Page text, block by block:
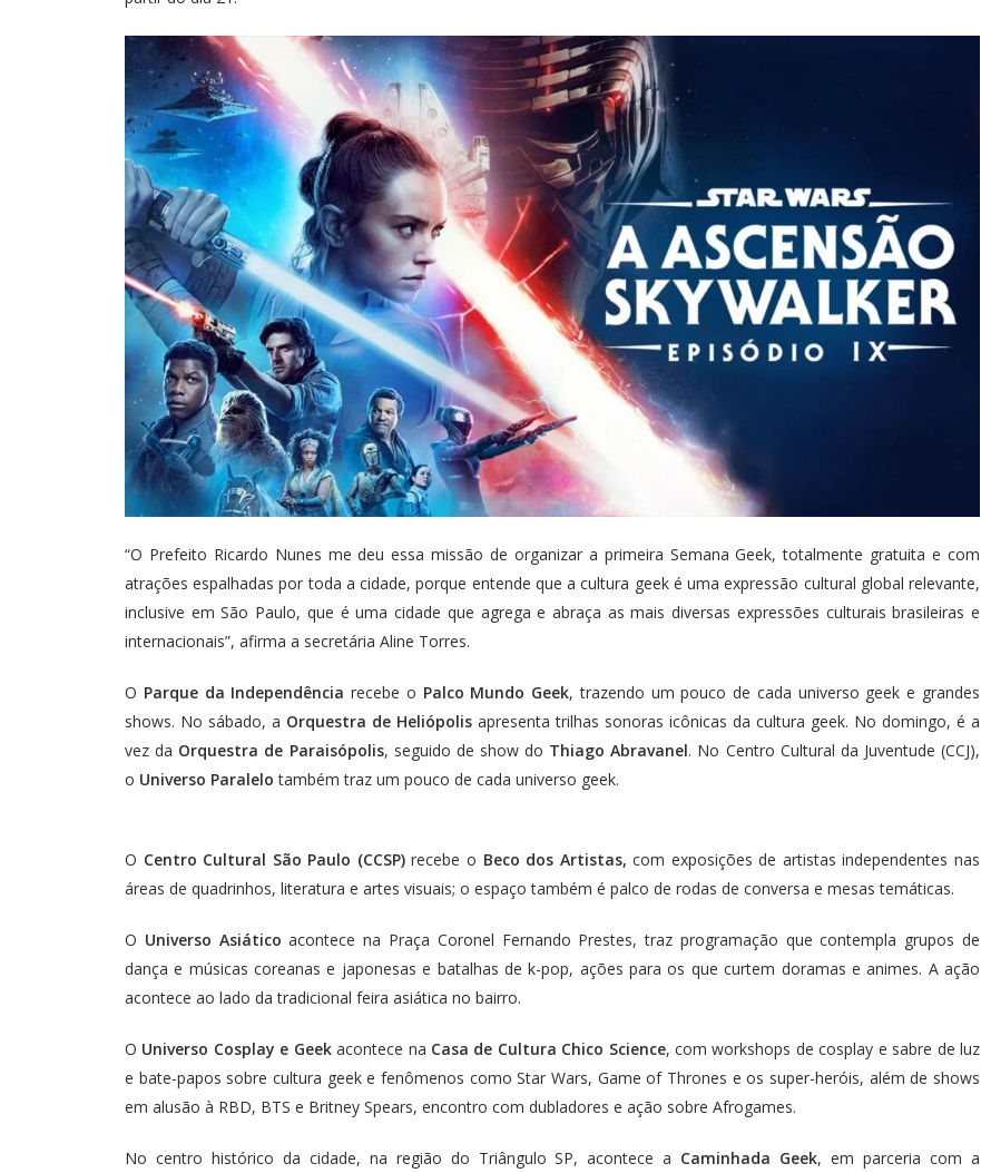
“O Prefeito Ricardo Nunes me deu essa missão de organizar a primeira Semana Geek, totalmente gratuita e com
atrações espalhadas por toda a cidade, porque entende que a cultura geek é uma expressão cultural global relevante,
inclusive em São Paulo, que é uma cidade que agrega e abraça as mais diversas expressões culturais brasileiras e
internacionais”, afirma a secretária Aline Torres.
O Parque da Independência recebe o Palco Mundo Geek, trazendo um pouco de cada universo geek e grandes
shows. No sábado, a Orquestra de Heliópolis apresenta trilhas sonoras icônicas da cultura geek. No domingo, é a
vez da Orquestra de Paraisópolis, seguido de show do Thiago Abravanel. No Centro Cultural da Juventude (CCJ),
o Universo Paralelo também traz um pouco de cada universo geek.
O Centro Cultural São Paulo (CCSP)recebe o Beco dos Artistas, com exposições de artistas independentes nas
áreas de quadrinhos, literatura e artes visuais; o espaço também é palco de rodas de conversa e mesas temáticas.
O Universo Asiático acontece na Praça Coronel Fernando Prestes, traz programação que contempla grupos de
dança e músicas coreanas e japonesas e batalhas de k-pop, ações para os que curtem doramas e animes. A ação
acontece ao lado da tradicional feira asiática no bairro.
O Universo Cosplay e Geekacontece na Casa de Cultura Chico Science, com workshops de cosplay e sabre de luz
e bate-papos sobre cultura geek e fenômenos como Star Wars, Game of Thrones e os super-heróis, além de shows
em alusão à RBD, BTS e Britney Spears, encontro com dubladores e ação sobre Afrogames.
No centro histórico da cidade, na região do Triângulo SP, acontece a Caminhada Geek, em parceria com a